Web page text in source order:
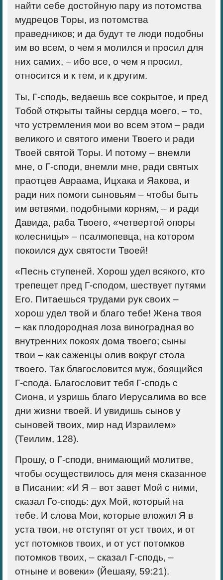
найти себе достойную пару из потомства
мудрецов Торы, из потомства
праведников; и да будут те люди подобны
им во всем, о чем я молился и просил для
них самих, – ибо все, о чем я просил,
относится и к тем, и к другим.
Ты, Г-сподь, ведаешь все сокрытое, и пред
Тобой открыты тайны сердца моего, – то,
что устремления мои во всем этом – ради
великого и святого имени Твоего и ради
Твоей святой Торы. И потому – внемли
мне, о Г-споди, внемли мне, ради святых
праотцев Авраама, Ицхака и Яакова, и
ради них помоги сыновьям – чтобы быть
им ветвями, подобными корням, – и ради
Давида, раба Твоего, «четвертой опоры
колесницы» – псалмопевца, на котором
покоился дух святости Твоей!
«Песнь ступеней. Хорош удел всякого, кто
трепещет пред Г-сподом, шествует путями
Его. Питаешься трудами рук своих –
хорош удел твой и благо тебе! Жена твоя
– как плодородная лоза виноградная во
внутренних покоях дома твоего; сыны
твои – как саженцы олив вокруг стола
твоего. Так благословится муж, боящийся
Г-спода. Благословит тебя Г-сподь с
Сиона, и узришь благо Иерусалима во все
дни жизни твоей. И увидишь сынов у
сыновей твоих, мир над Израилем»
(Теилим, 128).
Прошу, о Г-споди, внимающий молитве,
чтобы осуществилось для меня сказанное
в Писании: «И Я – вот завет Мой с ними,
сказал Го-сподь: дух Мой, который на
тебе. И слова Мои, которые вложил Я в
уста твои, не отступят от уст твоих, и от
уст потомков твоих, и от уст потомков
потомков твоих, – сказал Г-сподь, –
отныне и вовеки» (Йешаяу, 59:21).